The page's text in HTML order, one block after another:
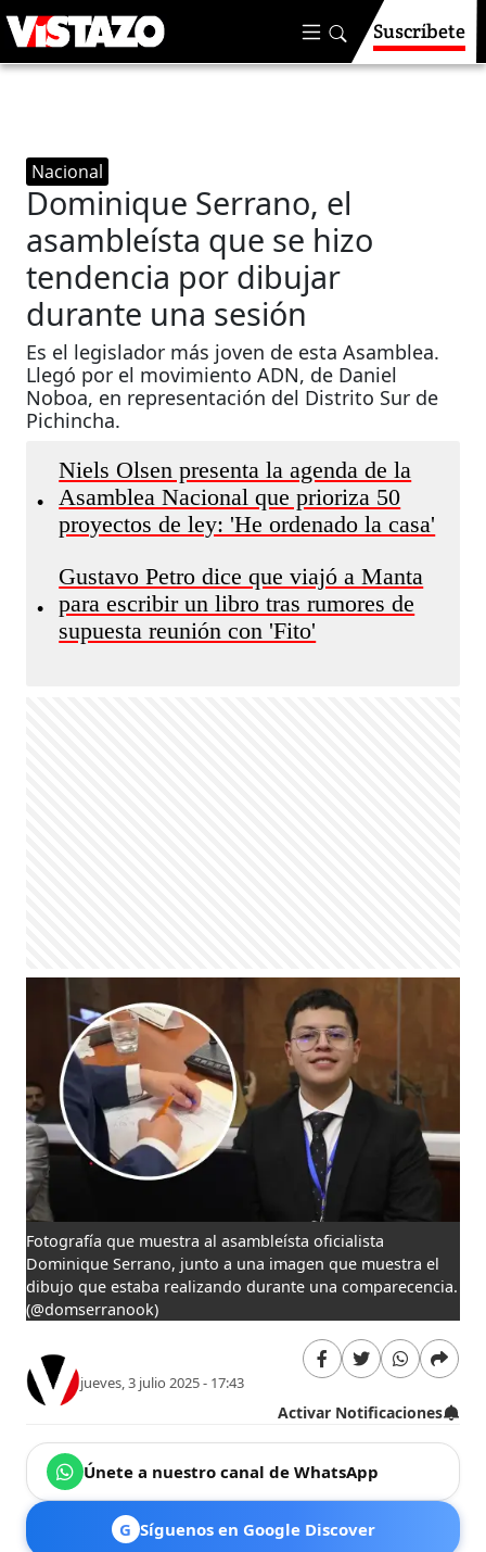
Suscríbete
Nacional
Dominique Serrano, el
asambleísta que se hizo
tendencia por dibujar
durante una sesión
Es el legislador más joven de esta Asamblea.
Llegó por el movimiento ADN, de Daniel
Noboa, en representación del Distrito Sur de
Pichincha.
•
Niels Olsen presenta la agenda de la
Asamblea Nacional que prioriza 50
proyectos de ley: 'He ordenado la casa'
•
Gustavo Petro dice que viajó a Manta
para escribir un libro tras rumores de
supuesta reunión con 'Fito'
Fotografía que muestra al asambleísta oficialista
Dominique Serrano, junto a una imagen que muestra el
dibujo que estaba realizando durante una comparecencia.
(@domserranook)
jueves, 3 julio 2025 - 17:43
Activar Notificaciones
Únete a nuestro canal de WhatsApp
G Síguenos en Google Discover